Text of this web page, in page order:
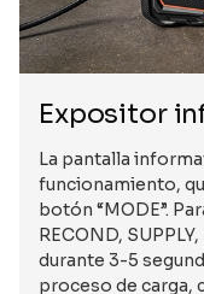
Expositor
La pantalla
funcionamiento,
botón “MODE”.
RECOND,
durante 3-5
proceso de carga,